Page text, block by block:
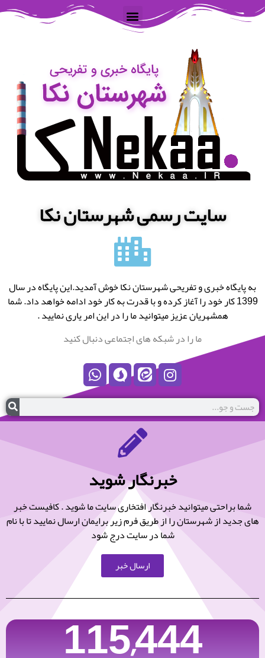
سایت رسمی شهرستان نکا
به پایگاه خبری و تفریحی شهرستان نکا خوش آمدید.این پایگاه در سال
1399 کار خود را آغاز کرده و با قدرت به کار خود ادامه خواهد داد. شما
همشهریان عزیز میتوانید ما را در این امر یاری نمایید .
ما را در شبکه های اجتماعی دنبال کنید
خبرنگار شوید
شما براحتی میتوانید خبرنگار افتخاری سایت ما شوید . کافیست خبر
های جدید از شهرستان را از طریق فرم زیر برایمان ارسال نمایید تا با نام
شما در سایت درج شود
ارسال خبر
115,444